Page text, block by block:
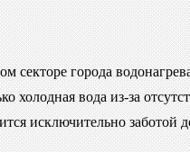
секторе города
холодная вода из-за
исключительно заботой